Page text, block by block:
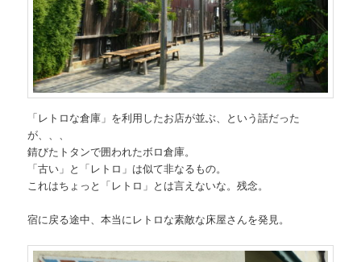
「レトロな倉庫」を利用したお店が並ぶ、という話だった
が、、、
錆びたトタンで囲われたボロ倉庫。
「古い」と「レトロ」は似て非なるもの。
これはちょっと「レトロ」とは言えないな。残念。
宿に戻る途中、本当にレトロな素敵な床屋さんを発見。